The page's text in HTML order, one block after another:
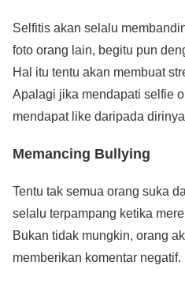
Selfitis akan selalu
foto orang lain, begitu pun
Hal itu tentu akan membuat
Apalagi jika mendapati selfie
mendapat like daripada
Memancing Bullying
Tentu tak semua orang suka
selalu terpampang ketika
Bukan tidak mungkin, orang
memberikan komentar negatif.